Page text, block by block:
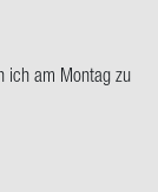
ich am Mon­tag zu